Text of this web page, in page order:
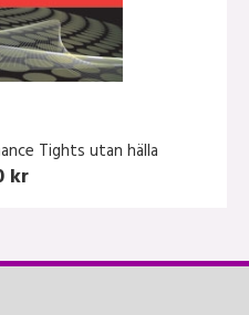
Tights utan hälla
kr